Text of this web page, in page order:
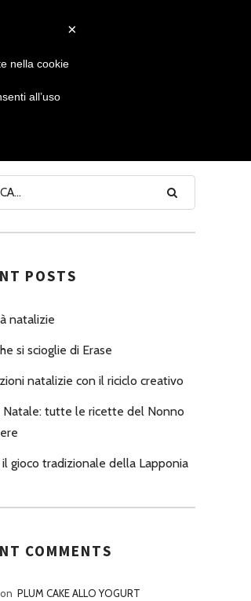
NONNO PASTICCIERE
POSTS
natalizie
si scioglie di Erase
natalizie con il riciclo creativo
Natale: tutte le ricette del Nonno
il gioco tradizionale della Lapponia
COMMENTS
on PLUM CAKE ALLO YOGURT
×
nella cookie
all’uso